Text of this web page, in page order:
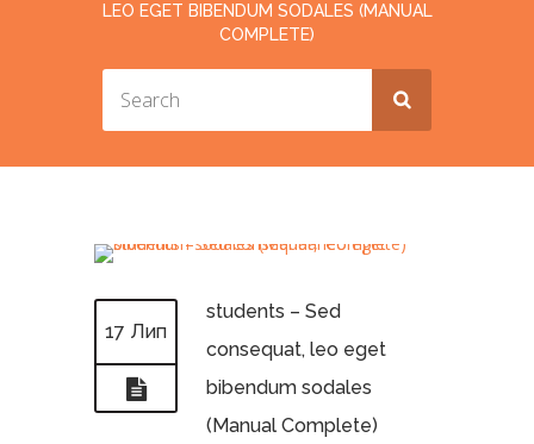
LEO EGET BIBENDUM SODALES (MANUAL
COMPLETE)
17 Лип
students – Sed
consequat, leo eget
bibendum sodales
(Manual Complete)